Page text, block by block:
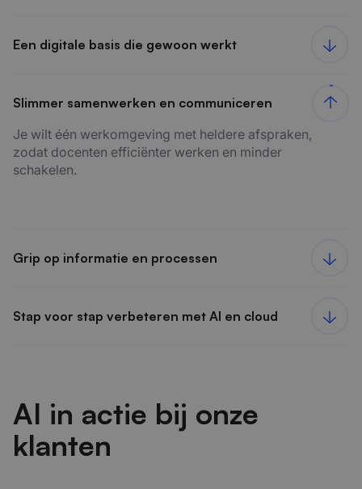
Een digitale basis die gewoon werkt
Slimmer samenwerken en communiceren
Je wilt één werkomgeving met heldere afspraken,
zodat docenten efficiënter werken en minder
schakelen.
Grip op informatie en processen
Stap voor stap verbeteren met AI en cloud
AI in actie bij onze
klanten